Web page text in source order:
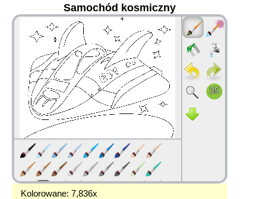
Samochód kosmiczny
Kolorowane: 7,836x